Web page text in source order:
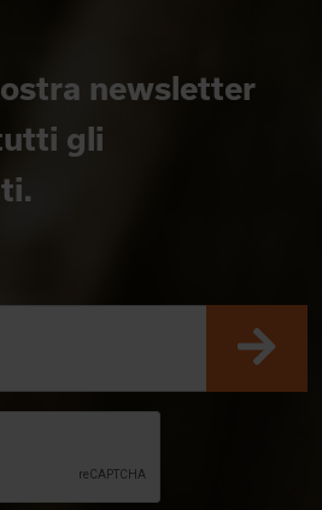
newsletter
gli